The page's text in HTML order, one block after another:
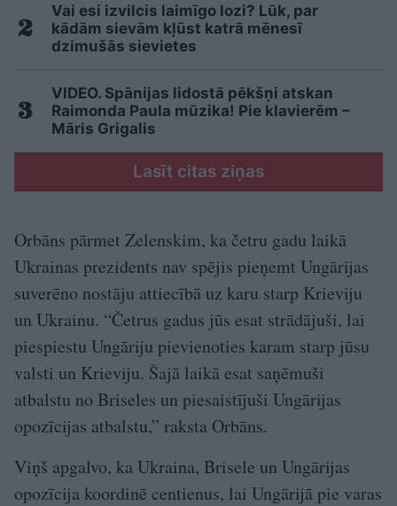
Vai esi izvilcis laimīgo lozi? Lūk, par
kādām sievām kļūst katrā mēnesī
dzimušās sievietes
VIDEO. Spānijas lidostā pēkšņi atskan
Raimonda Paula mūzika! Pie klavierēm –
Māris Grigalis
Lasīt citas ziņas
Orbāns pārmet Zelenskim, ka četru gadu laikā
Ukrainas prezidents nav spējis pieņemt Ungārijas
suverēno nostāju attiecībā uz karu starp Krieviju
un Ukrainu. “Četrus gadus jūs esat strādājuši, lai
piespiestu Ungāriju pievienoties karam starp jūsu
valsti un Krieviju. Šajā laikā esat saņēmuši
atbalstu no Briseles un piesaistījuši Ungārijas
opozīcijas atbalstu,” raksta Orbāns.
Viņš apgalvo, ka Ukraina, Brisele un Ungārijas
opozīcija koordinē centienus, lai Ungārijā pie varas